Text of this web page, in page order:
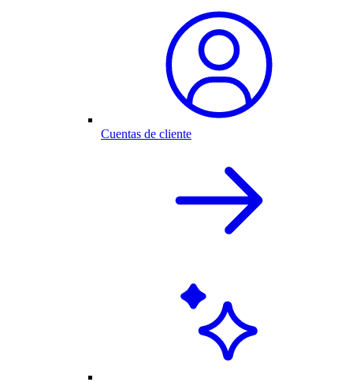
Cuentas de cliente